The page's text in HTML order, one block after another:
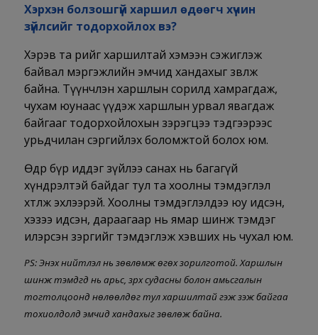
Хэрхэн болзошгүй харшил өдөөгч хүчин
зүйлсийг тодорхойлох вэ?
Хэрэв та өөрийгөө харшилтай хэмээн сэжиглэж
байвал мэргэжлийн эмчид хандахыг зөвлөж
байна. Түүнчлэн харшлын сорилд хамрагдаж,
чухам юунаас үүдэж харшлын урвал явагдаж
байгааг тодорхойлохын зэрэгцээ тэдгээрээс
урьдчилан сэргийлэх боломжтой болох юм.
Өдөр бүр иддэг зүйлээ санах нь багагүй
хүндрэлтэй байдаг тул та хоолны тэмдэглэл
хөтөлж эхлээрэй. Хоолны тэмдэглэлдээ юу идсэн,
хэзээ идсэн, дараагаар нь ямар шинж тэмдэг
илэрсэн зэргийг тэмдэглэж хэвших нь чухал юм.
PS: Энэхүү нийтлэл нь зөвлөмж өгөх зорилготой. Харшлын
шинж тэмдгүүд нь арьс, зүрх судасны болон амьсгалын
тогтолцоонд нөлөөлдөг тул харшилтай гэж үзэж байгаа
тохиолдолд эмчид хандахыг зөвлөж байна.